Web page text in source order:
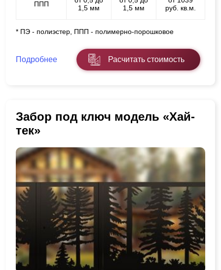
ППП
1,5 мм
1,5 мм
руб. кв.м.
* ПЭ - полиэстер, ППП - полимерно-порошковое
Подробнее Расчитать стоимость
Забор под ключ модель «Хай-
тек»